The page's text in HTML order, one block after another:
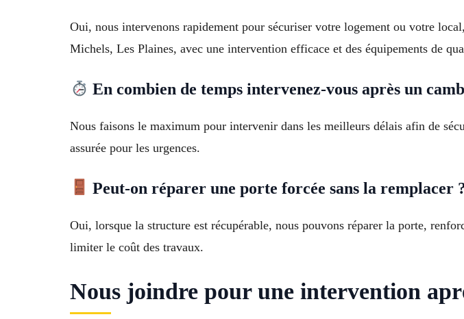
Oui, nous intervenons rapidement pour sécuriser votre logement ou votre
Michels, Les Plaines, avec une intervention efficace et des équipements de
En combien de temps intervenez-vous après un
Nous faisons le maximum pour intervenir dans les meilleurs délais afin de
assurée pour les urgences.
Peut-on réparer une porte forcée sans la remplacer
Oui, lorsque la structure est récupérable, nous pouvons réparer la porte,
limiter le coût des travaux.
Nous joindre pour une intervention